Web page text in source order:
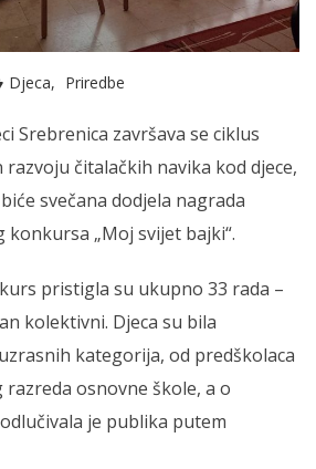
Djeca Priredbe
Srebrenica završava se ciklus
čitalačkih navika kod djece,
svečana dodjela nagrada
konkursa „Moj svijet bajki“.
pristigla su ukupno 33 rada –
kolektivni. Djeca su bila
kategorija, od predškolaca
osnovne škole, a o
je publika putem